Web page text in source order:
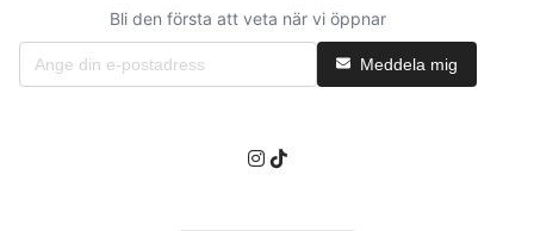
Bli den första att veta när vi öppnar
Meddela mig